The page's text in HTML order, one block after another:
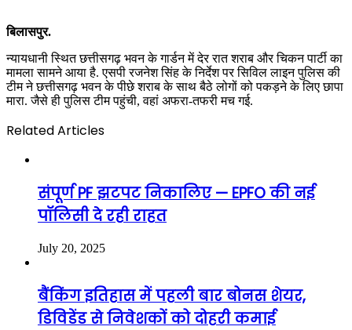
बिलासपुर.
न्यायधानी स्थित छत्तीसगढ़ भवन के गार्डन में देर रात शराब और चिकन पार्टी का
मामला सामने आया है. एसपी रजनेश सिंह के निर्देश पर सिविल लाइन पुलिस की
टीम ने छत्तीसगढ़ भवन के पीछे शराब के साथ बैठे लोगों को पकड़ने के लिए छापा
मारा. जैसे ही पुलिस टीम पहुंची, वहां अफरा-तफरी मच गई.
Related Articles
संपूर्ण PF झटपट निकालिए — EPFO की नई
पॉलिसी दे रही राहत
July 20, 2025
बैंकिंग इतिहास में पहली बार बोनस शेयर,
डिविडेंड से निवेशकों को दोहरी कमाई